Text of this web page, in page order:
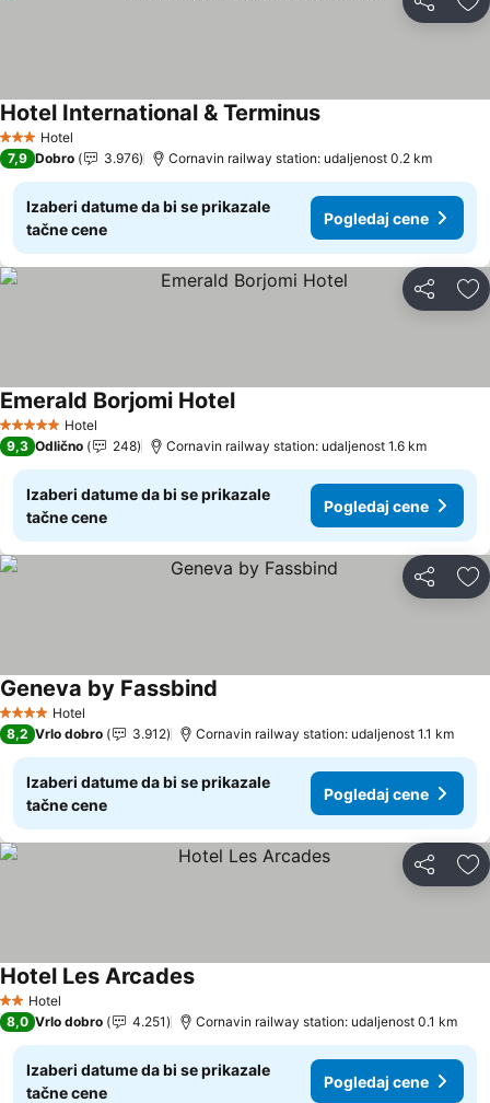
Deli
3 Zvezdice
Hotel
Hotel International & Terminus
7,9 Dobro 3.976 Cornavin railway station: udaljenost 0.2 km
Izaberi datume da bi se prikazale
tačne cene
Pogledaj cene
Deli
5 ZvezdiceHotel
Emerald Borjomi Hotel
9,3 Odlično 248 Cornavin railway station: udaljenost 1.6 km
Izaberi datume da bi se prikazale
tačne cene
Pogledaj cene
Deli
4 ZvezdiceHotel
Geneva by Fassbind
8,2 Vrlo dobro 3.912 Cornavin railway station: udaljenost 1.1 km
Izaberi datume da bi se prikazale
tačne cene
Pogledaj cene
Deli
2 Zvezdice
Hotel
Hotel Les Arcades
8,0 Vrlo dobro 4.251 Cornavin railway station: udaljenost 0.1 km
Izaberi datume da bi se prikazale
tačne cene
Pogledaj cene